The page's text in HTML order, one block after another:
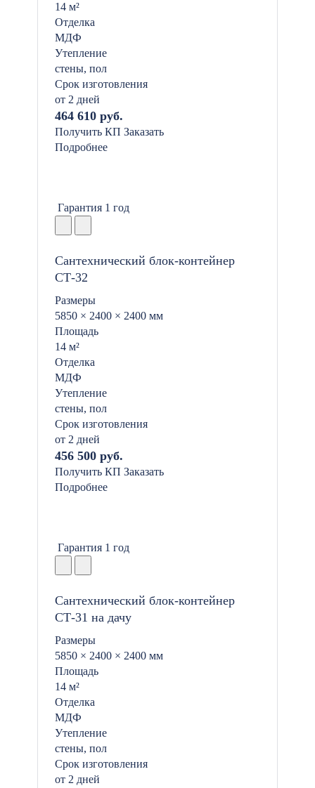
14 м²
Отделка
МДФ
Утепление
стены, пол
Срок изготовления
от 2 дней
464 610 руб.
Получить КП Заказать
Подробнее
Гарантия 1 год
Сантехнический блок-контейнер
СТ-32
Размеры
5850 × 2400 × 2400 мм
Площадь
14 м²
Отделка
МДФ
Утепление
стены, пол
Срок изготовления
от 2 дней
456 500 руб.
Получить КП Заказать
Подробнее
Гарантия 1 год
Сантехнический блок-контейнер
СТ-31 на дачу
Размеры
5850 × 2400 × 2400 мм
Площадь
14 м²
Отделка
МДФ
Утепление
стены, пол
Срок изготовления
от 2 дней